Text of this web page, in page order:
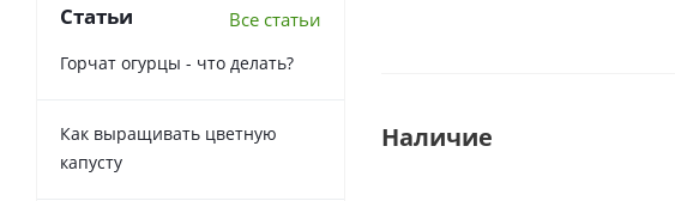
Наличие
Статьи Все статьи
Горчат огурцы - что делать?
Как выращивать цветную
капусту